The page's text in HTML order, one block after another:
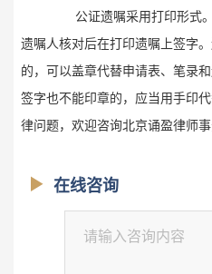
公证遗嘱采用打印形式。公
遗嘱人核对后在打印遗嘱上签字
的，可以盖章代替申请表、笔录
签字也不能印章的，应当用手印
律问题，欢迎咨询北京诵盈律师事
在线咨询